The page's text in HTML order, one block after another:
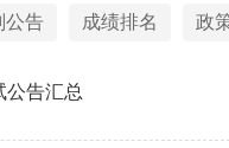
公告 成绩排名 政
公告汇总